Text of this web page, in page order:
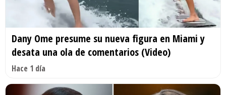
Dany Ome presume su nueva figura en Miami y
desata una ola de comentarios (Video)
Hace 1 día